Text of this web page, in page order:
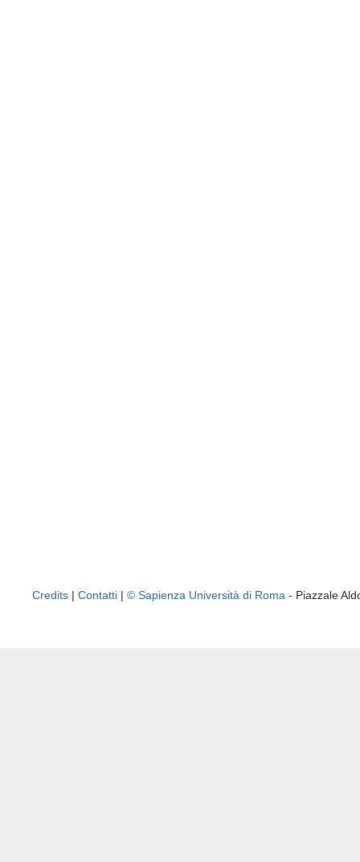
Credits | Contatti | © Sapienza Università di Roma - Piazzale